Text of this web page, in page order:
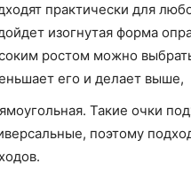
практически для
изогнутая форма
ростом можно
его и делает выше,
Такие очки
поэтому